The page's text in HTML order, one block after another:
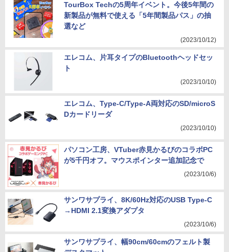
TourBox Techの5周年イベント。今後5年間の
新製品が無料で使える「5年間製品パス」の抽
選など
(2023/10/12)
エレコム、片耳タイプのBluetoothヘッドセッ
ト
(2023/10/10)
エレコム、Type-C/Type-A両対応のSD/microS
Dカードリーダ
(2023/10/10)
パソコン工房、VTuber赤見かるびのコラボPC
が5千円オフ。マウスポインター追加記念で
(2023/10/6)
サンワサプライ、8K/60Hz対応のUSB Type-C
→HDMI 2.1変換アダプタ
(2023/10/6)
サンワサプライ、幅90cm/60cmのフェルト製